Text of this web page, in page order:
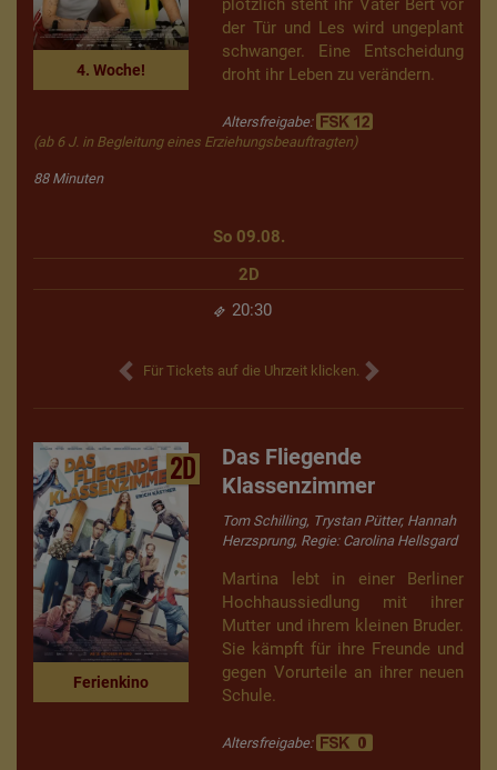
4. Woche!
plötzlich steht ihr Vater Bert vor
der Tür und Les wird ungeplant
schwanger. Eine Entscheidung
droht ihr Leben zu verändern.
Altersfreigabe:
(ab 6 J. in Begleitung eines Erziehungsbeauftragten)
88 Minuten
So 09.08.
20:30
2D
Für Tickets auf die Uhrzeit klicken.
2D
Ferienkino
Das Fliegende
Klassenzimmer
Tom Schilling, Trystan Pütter, Hannah
Herzsprung, Regie: Carolina Hellsgard
Martina lebt in einer Berliner
Hochhaussiedlung mit ihrer
Mutter und ihrem kleinen Bruder.
Sie kämpft für ihre Freunde und
gegen Vorurteile an ihrer neuen
Schule.
Altersfreigabe: